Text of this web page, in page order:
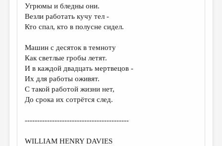
Угрюмы и бледны они.
Везли работать кучу тел -
Кто спал, кто в полусне сидел.
Машин с десяток в темноту
Как светлые гробы летят.
И в каждой двадцать мертвецов -
Их для работы оживят.
С такой работой жизни нет,
До срока их сотрётся след.
------------------------------------------
WILLIAM HENRY DAVIES